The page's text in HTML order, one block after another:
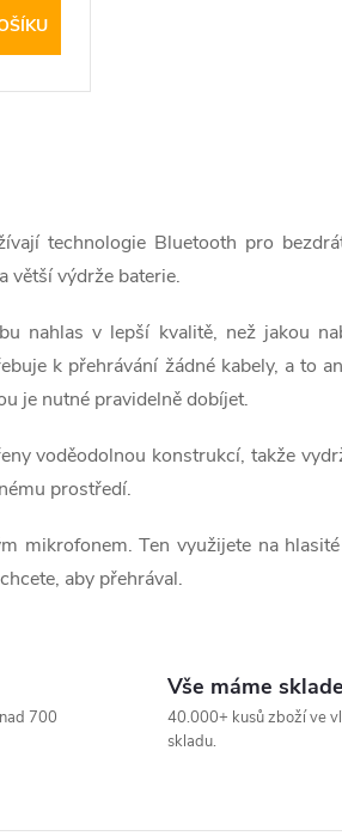
technologie Bluetooth pro
větší výdrže baterie.
nahlas v lepší kvalitě, než jakou
k přehrávání žádné kabely, a to
je nutné pravidelně dobíjet.
voděodolnou konstrukcí, takže
prostředí.
mikrofonem. Ten využijete na
aby přehrával.
700
Vše máme
40.000+ kusů zboží ve
skladu.